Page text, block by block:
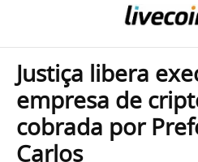
Justiça libera
empresa de
cobrada por
Carlos